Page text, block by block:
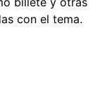
con el tema.